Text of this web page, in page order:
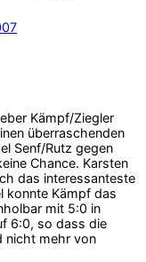
Kämpf/Ziegler
überraschenden
Senf/Rutz gegen
Chance. Karsten
das interessanteste
konnte Kämpf das
mit 5:0 in
6:0, so dass die
nicht mehr von